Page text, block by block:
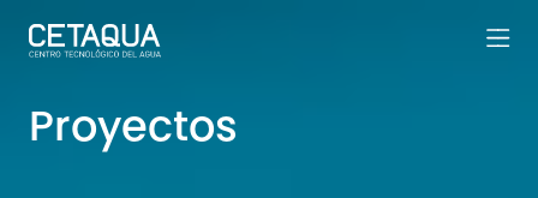
Proyectos